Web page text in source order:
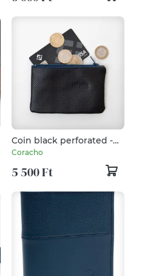
Coin black perforated -
bőr aprótartó fekete
Coracho
5 500 Ft